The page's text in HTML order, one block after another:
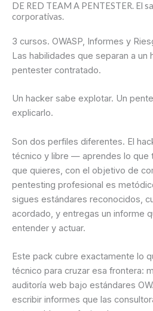
DE RED TEAM A PENTESTER. El
corporativas.
3 cursos. OWASP, Informes y
Las habilidades que separan a un
pentester contratado.
Un hacker sabe explotar. Un
explicarlo.
Son dos perfiles diferentes. El
técnico y libre — aprendes lo que
que quieres, con el objetivo de
pentesting profesional es
sigues estándares reconocidos,
acordado, y entregas un informe
entender y actuar.
Este pack cubre exactamente lo
técnico para cruzar esa frontera:
auditoría web bajo estándares
escribir informes que las